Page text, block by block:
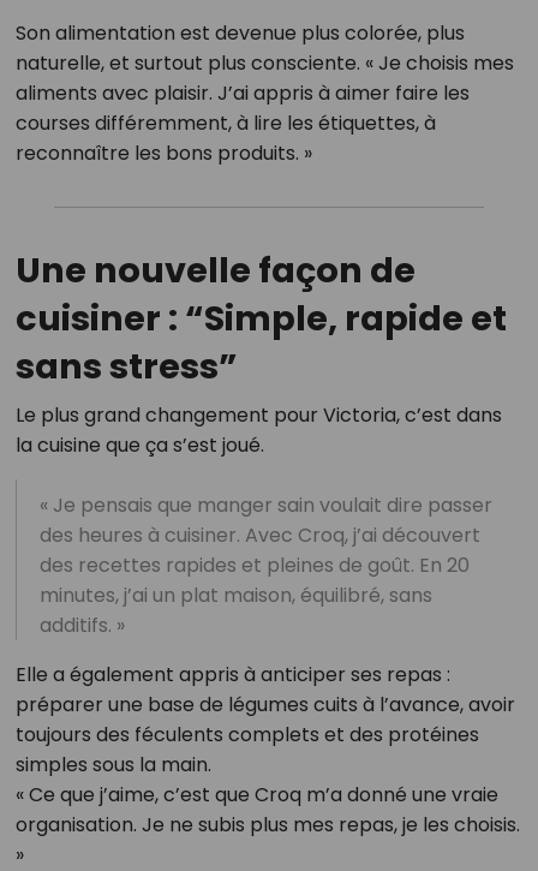
Son alimentation est devenue plus colorée, plus
naturelle, et surtout plus consciente. « Je choisis mes
aliments avec plaisir. J’ai appris à aimer faire les
courses différemment, à lire les étiquettes, à
reconnaître les bons produits. »
Une nouvelle façon de
cuisiner : “Simple, rapide et
sans stress”
Le plus grand changement pour Victoria, c’est dans
la cuisine que ça s’est joué.
« Je pensais que manger sain voulait dire passer
des heures à cuisiner. Avec Croq, j’ai découvert
des recettes rapides et pleines de goût. En 20
minutes, j’ai un plat maison, équilibré, sans
additifs. »
Elle a également appris à anticiper ses repas :
préparer une base de légumes cuits à l’avance, avoir
toujours des féculents complets et des protéines
simples sous la main.
« Ce que j’aime, c’est que Croq m’a donné une vraie
organisation. Je ne subis plus mes repas, je les choisis.
»